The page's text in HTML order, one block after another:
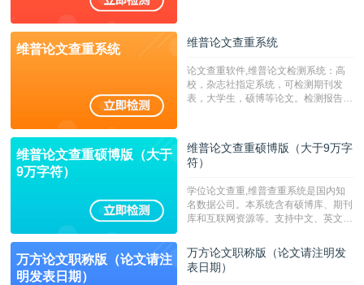
维普论文查重系统 维普论文查重系统
论文查重软件,维普论文检测系统：高
校，杂志社指定系统，可检测期刊发
表，大学生，硕博等论文。检测报告支
维普论文查重硕博版（大于
9万字符）
维普论文查重硕博版（大于9万字
符）
学位论文查重,维普查重系统是国内知
名数据公司。本系统含有硕博库、期刊
库和互联网资源等。支持中文、英文、
定院校！！！
万方论文职称版（论文请注
明发表日期）
万方论文职称版（论文请注明发
表日期）